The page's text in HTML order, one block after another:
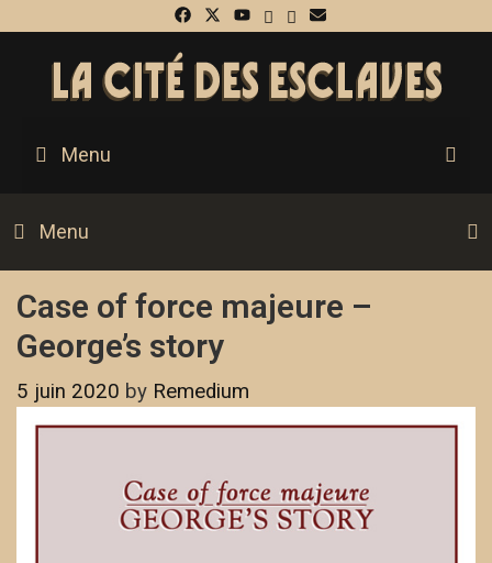
Menu
Menu
Case of force majeure –
George’s story
5 juin 2020 by Remedium